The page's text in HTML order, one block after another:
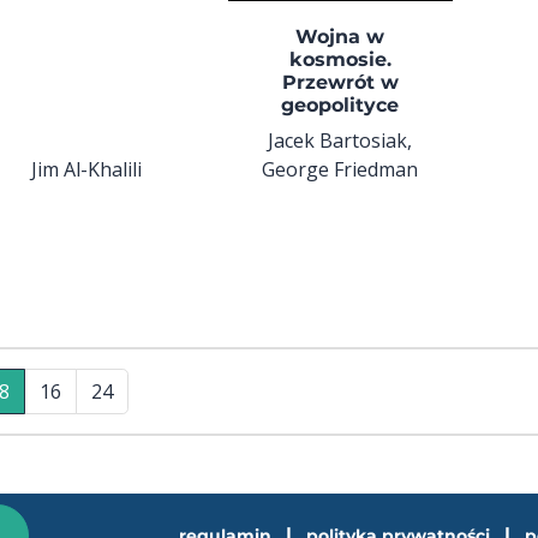
Jim Al-Khalili
Wojna w
kosmosie.
Przewrót w
geopolityce
Jacek Bartosiak,
George Friedman
8 16 24